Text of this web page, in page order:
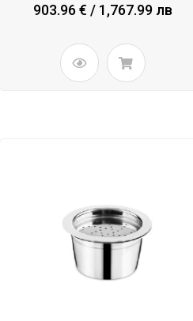
903.96 € / 1,767.99 лв